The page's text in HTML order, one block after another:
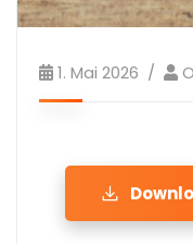
1. Mai 2026